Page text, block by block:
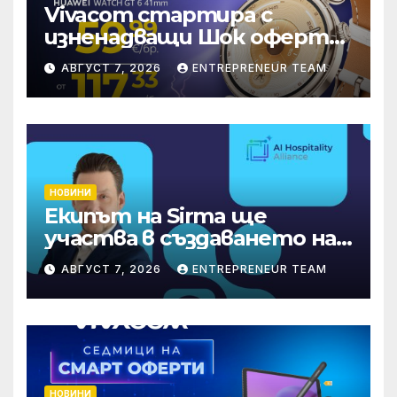
Vivacom стартира с
изненадващи Шок оферти
през август онлайн
АВГУСТ 7, 2026 ENTREPRENEUR TEAM
НОВИНИ
Екипът на Sirma ще
участва в създаването на
международните
стандарти за навлизане на
изкуствен интелект в
хотелиерството
АВГУСТ 7, 2026 ENTREPRENEUR TEAM
НОВИНИ